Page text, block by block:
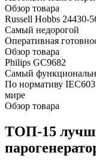
Обзор товара
Russell Hobbs 24430-
Самый недорогой
Оперативная
Обзор товара
Philips GC9682
Самый
По нормативу
мире
Обзор товара
ТОП-15